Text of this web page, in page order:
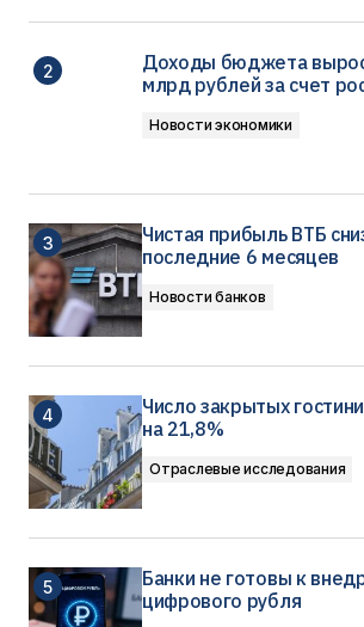
Доходы бюджета
млрд рублей за счет
Новости экономики
Чистая прибыль ВТБ
последние 6 месяцев
Новости банков
Число закрытых
на 21,8%
Отраслевые исследования
Банки не готовы к
цифрового рубля